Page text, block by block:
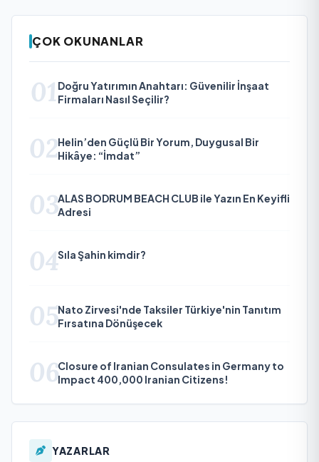
ÇOK OKUNANLAR
01 Doğru Yatırımın Anahtarı: Güvenilir İnşaat
Firmaları Nasıl Seçilir?
02Helin’den Güçlü Bir Yorum, Duygusal Bir
Hikâye: “İmdat”
03ALAS BODRUM BEACH CLUB ile Yazın En Keyifli
Adresi
04Sıla Şahin kimdir?
05Nato Zirvesi'nde Taksiler Türkiye'nin Tanıtım
Fırsatına Dönüşecek
06Closure of Iranian Consulates in Germany to
Impact 400,000 Iranian Citizens!
YAZARLAR